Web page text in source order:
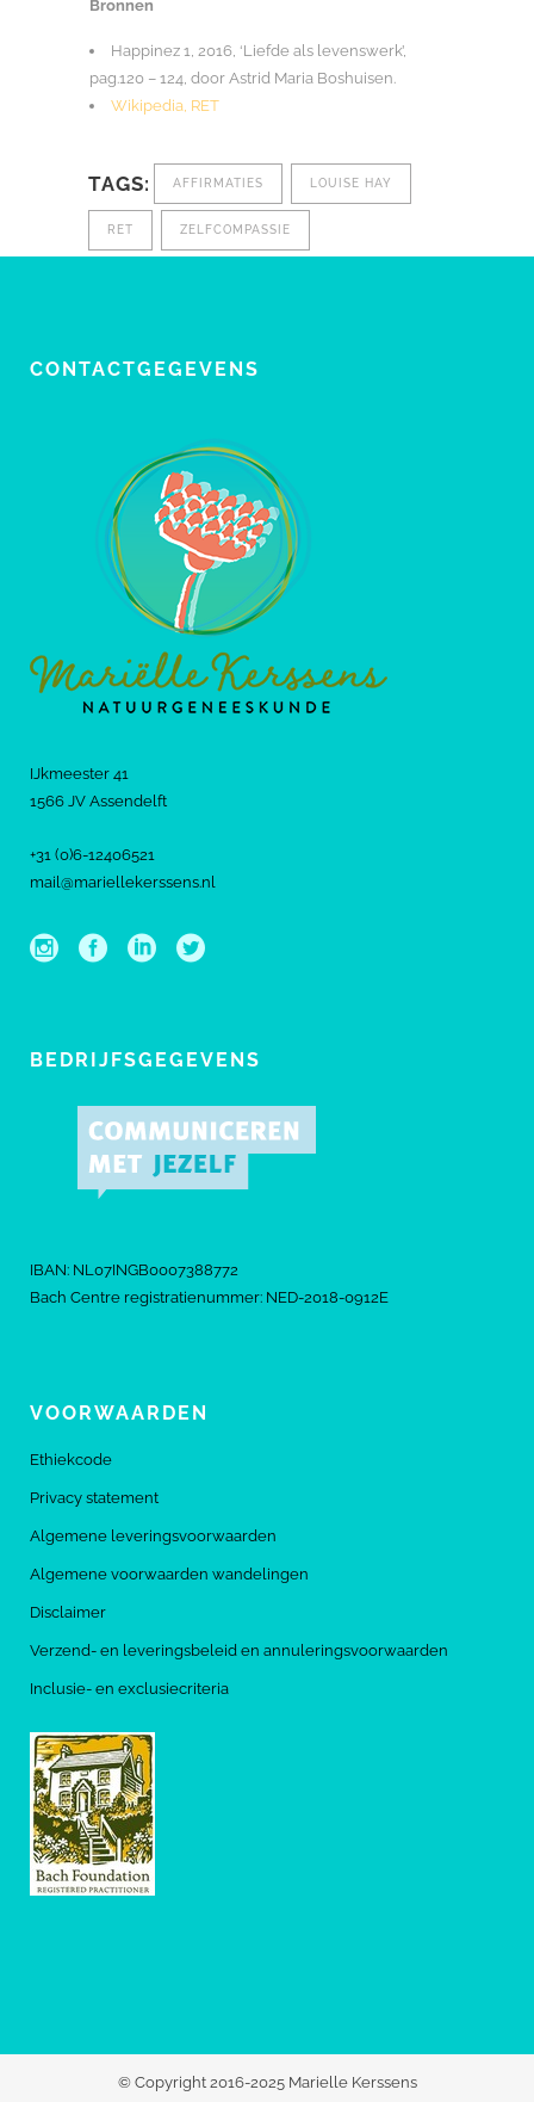
Bronnen
Happinez 1, 2016, ‘Liefde als levenswerk’,
pag.120 – 124, door Astrid Maria Boshuisen.
Wikipedia, RET
TAGS: AFFIRMATIES LOUISE HAY
RET ZELFCOMPASSIE
CONTACTGEGEVENS
IJkmeester 41
1566 JV Assendelft
+31 (0)6-12406521
mail@mariellekerssens.nl
BEDRIJFSGEGEVENS
IBAN: NL07INGB0007388772
Bach Centre registratienummer: NED-2018-0912E
VOORWAARDEN
Ethiekcode
Privacy statement
Algemene leveringsvoorwaarden
Algemene voorwaarden wandelingen
Disclaimer
Verzend- en leveringsbeleid en annuleringsvoorwaarden
Inclusie- en exclusiecriteria
© Copyright 2016-2025 Marielle Kerssens